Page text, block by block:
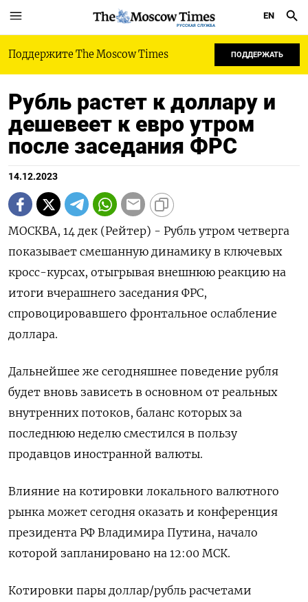
РУССКАЯ СЛУЖБА
EN
Поддержите The Moscow Times ПОДДЕРЖАТЬ
Рубль растет к доллару и
дешевеет к евро утром
после заседания ФРС
14.12.2023
МОСКВА, 14 дек (Рейтер) - Рубль утром четверга
показывает смешанную динамику в ключевых
кросс-курсах, отыгрывая внешнюю реакцию на
итоги вчерашнего заседания ФРС,
спровоцировавшего фронтальное ослабление
доллара.
Дальнейшее же сегодняшнее поведение рубля
будет вновь зависеть в основном от реальных
внутренних потоков, баланс которых за
последнюю неделю сместился в пользу
продавцов иностранной валюты.
Влияние на котировки локального валютного
рынка может сегодня оказать и конференция
президента РФ Владимира Путина, начало
которой запланировано на 12:00 МСК.
Котировки пары доллар/рубль расчетами